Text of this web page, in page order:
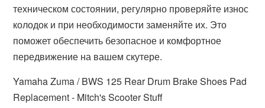
техническом состоянии, регулярно проверяйте износ
колодок и при необходимости заменяйте их. Это
поможет обеспечить безопасное и комфортное
передвижение на вашем скутере.
Yamaha Zuma / BWS 125 Rear Drum Brake Shoes Pad
Replacement - Mitch's Scooter Stuff